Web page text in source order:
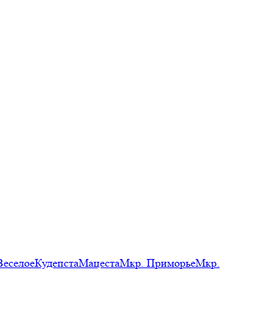
КудепстаМацестаМкр. ПриморьеМкр.